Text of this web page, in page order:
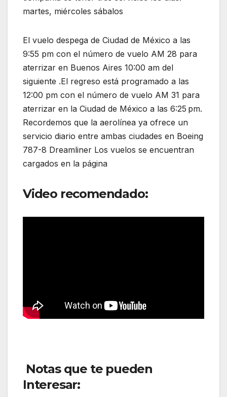
martes, miércoles sábalos
El vuelo despega de Ciudad de México a las
9:55 pm con el número de vuelo AM 28 para
aterrizar en Buenos Aires 10:00 am del
siguiente .El regreso está programado a las
12:00 pm con el número de vuelo AM 31 para
aterrizar en la Ciudad de México a las 6:25 pm.
Recordemos que la aerolínea ya ofrece un
servicio diario entre ambas ciudades en Boeing
787-8 Dreamliner Los vuelos se encuentran
cargados en la página
Video recomendado:
Notas que te pueden
Interesar: